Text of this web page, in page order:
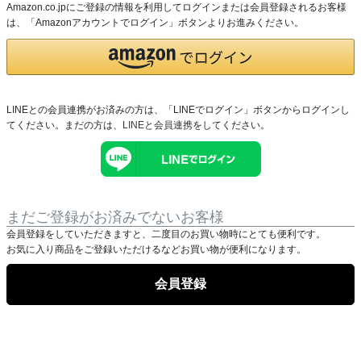
Amazon.co.jpにご登録の情報を利用してログインまたは会員登録されるお客様
は、「Amazonアカウントでログイン」ボタンよりお進みください。
LINEとの会員連携がお済みの方は、「LINEでログイン」ボタンからログインし
てください。まだの方は、 LINEと会員連携をしてください。
まだご登録がお済みでないお客様
会員登録をしていただきますと、二度目のお買い物時にとても便利です。
お気に入り商品をご登録いただけるなどお買い物が便利になります。
会員登録